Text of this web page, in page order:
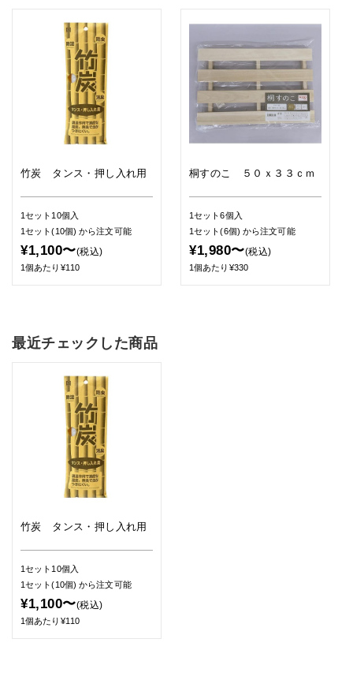
竹炭 タンス・押し入れ用
1セット10個入
1セット(10個)から注文可能
¥1,100〜(税込)
1個あたり¥110
桐すのこ ５０ｘ３３ｃｍ
1セット6個入
1セット(6個) から注文可能
¥1,980〜(税込)
1個あたり¥330
最近チェックした商品
竹炭 タンス・押し入れ用
1セット10個入
1セット(10個)から注文可能
¥1,100〜(税込)
1個あたり¥110